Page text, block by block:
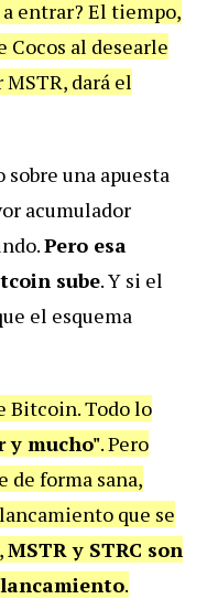
entrar? El tiempo,
Cocos al desearle
dará el
una apuesta
acumulador
Pero esa
sube. Y si el
el esquema
Bitcoin. Todo lo
y mucho". Pero
de forma sana,
que se
MSTR y STRC son
.